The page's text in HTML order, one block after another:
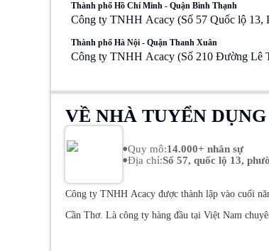
Thành phố Hồ Chí Minh - Quận Bình Thạnh
Công ty TNHH Acacy (Số 57 Quốc lộ 13,
Thành phố Hà Nội - Quận Thanh Xuân
Công ty TNHH Acacy (Số 210 Đường Lê
VỀ NHÀ TUYỂN DỤNG
•Quy mô:14.000+ nhân sự
•Địa chỉ:Số 57, quốc lộ 13,
Công ty TNHH Acacy được thành lập vào cuối
Cần Thơ. Là công ty hàng đầu tại Việt Nam
thống quản lý tiên tiến, ACACY cam kết mang